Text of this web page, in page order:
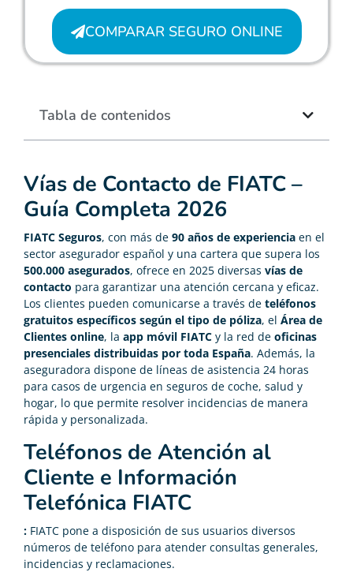
Vías de Contacto de FIATC –
Guía Completa 2026
FIATC Seguros, con más de 90 años de experiencia en el
sector asegurador español y una cartera que supera los
500.000 asegurados, ofrece en 2025 diversas vías de
contacto para garantizar una atención cercana y eficaz.
Los clientes pueden comunicarse a través de teléfonos
gratuitos específicos según el tipo de póliza, el Área de
Clientes online, la app móvil FIATC y la red de oficinas
presenciales distribuidas por toda España. Además, la
aseguradora dispone de líneas de asistencia 24 horas
para casos de urgencia en seguros de coche, salud y
hogar, lo que permite resolver incidencias de manera
rápida y personalizada.
Teléfonos de Atención al
Cliente e Información
Telefónica FIATC
: FIATC pone a disposición de sus usuarios diversos
números de teléfono para atender consultas generales,
incidencias y reclamaciones.
COMPARAR SEGURO ONLINE
Tabla de contenidos